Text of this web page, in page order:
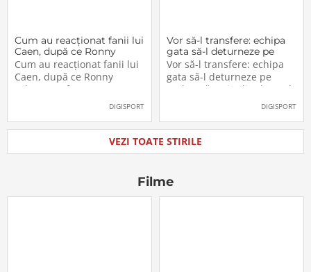
Cum au reacționat fanii lui
Caen, după ce Ronny
Labonne a fost prezentat
oficial la FCSB
Cum au reacționat fanii lui
Caen, după ce Ronny
Labonne a fost prezentat
DIGISPORT
Vor să-l transfere: echipa
gata să-l deturneze pe
Radu Drăgușin din drumul
către Juventus!
Vor să-l transfere: echipa
gata să-l deturneze pe
Radu Drăgușin din drumul
DIGISPORT
VEZI TOATE STIRILE
Filme